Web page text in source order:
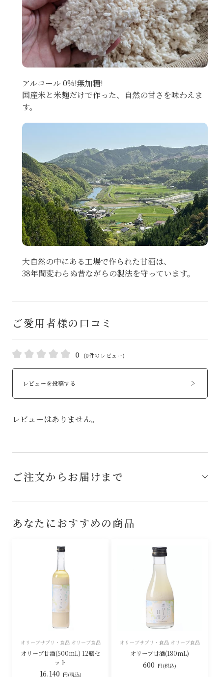
アルコール 0%!無加糖!
国産米と米麹だけで作った、自然の甘さを味わえま
す。
大自然の中にある工場で作られた甘酒は、
38年間変わらぬ昔ながらの製法を守っています。
ご愛用者様の口コミ
0 (0件のレビュー)
レビューを投稿する
レビューはありません。
ご注文からお届けまで
あなたにおすすめの商品
オリーブサプリ・食品 オリーブ食品
オリーブ甘酒(500mL) 12瓶セ
ット
16,140 円(税込)
オリーブサプリ・食品 オリーブ食品
オリーブ甘酒(180mL)
600 円(税込)